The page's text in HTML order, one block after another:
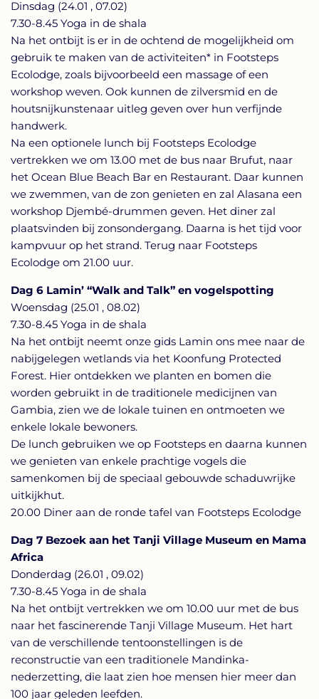
Dinsdag (24.01 , 07.02)
7.30-8.45 Yoga in de shala
Na het ontbijt is er in de ochtend de mogelijkheid om
gebruik te maken van de activiteiten* in Footsteps
Ecolodge, zoals bijvoorbeeld een massage of een
workshop weven. Ook kunnen de zilversmid en de
houtsnijkunstenaar uitleg geven over hun verfijnde
handwerk.
Na een optionele lunch bij Footsteps Ecolodge
vertrekken we om 13.00 met de bus naar Brufut, naar
het Ocean Blue Beach Bar en Restaurant. Daar kunnen
we zwemmen, van de zon genieten en zal Alasana een
workshop Djembé-drummen geven. Het diner zal
plaatsvinden bij zonsondergang. Daarna is het tijd voor
kampvuur op het strand. Terug naar Footsteps
Ecolodge om 21.00 uur.
Dag 6 Lamin’ “Walk and Talk” en vogelspotting
Woensdag (25.01 , 08.02)
7.30-8.45 Yoga in de shala
Na het ontbijt neemt onze gids Lamin ons mee naar de
nabijgelegen wetlands via het Koonfung Protected
Forest. Hier ontdekken we planten en bomen die
worden gebruikt in de traditionele medicijnen van
Gambia, zien we de lokale tuinen en ontmoeten we
enkele lokale bewoners.
De lunch gebruiken we op Footsteps en daarna kunnen
we genieten van enkele prachtige vogels die
samenkomen bij de speciaal gebouwde schaduwrijke
uitkijkhut.
20.00 Diner aan de ronde tafel van Footsteps Ecolodge
Dag 7 Bezoek aan het Tanji Village Museum en Mama
Africa
Donderdag (26.01 , 09.02)
7.30-8.45 Yoga in de shala
Na het ontbijt vertrekken we om 10.00 uur met de bus
naar het fascinerende Tanji Village Museum. Het hart
van de verschillende tentoonstellingen is de
reconstructie van een traditionele Mandinka-
nederzetting, die laat zien hoe mensen hier meer dan
100 jaar geleden leefden.